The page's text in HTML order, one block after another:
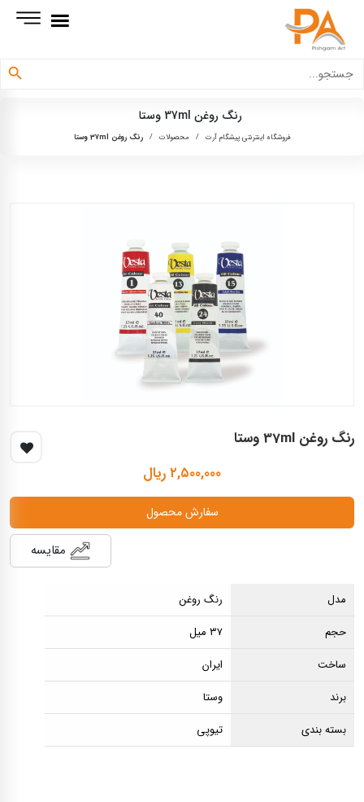
برای:
دکمه جستجو
رنگ روغن 37ml وستا
فروشگاه اینترنتی پیشگام آرت / محصولات / رنگ روغن 37ml وستا
رنگ روغن 37ml وستا
۲,۵۰۰,۰۰۰ ریال
سفارش محصول
مقایسه
مدل
رنگ روغن
حجم
۳۷ میل
ساخت
ایران
برند
وستا
بسته بندی
تیوپی